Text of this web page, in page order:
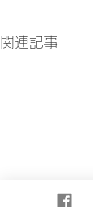
関連記事